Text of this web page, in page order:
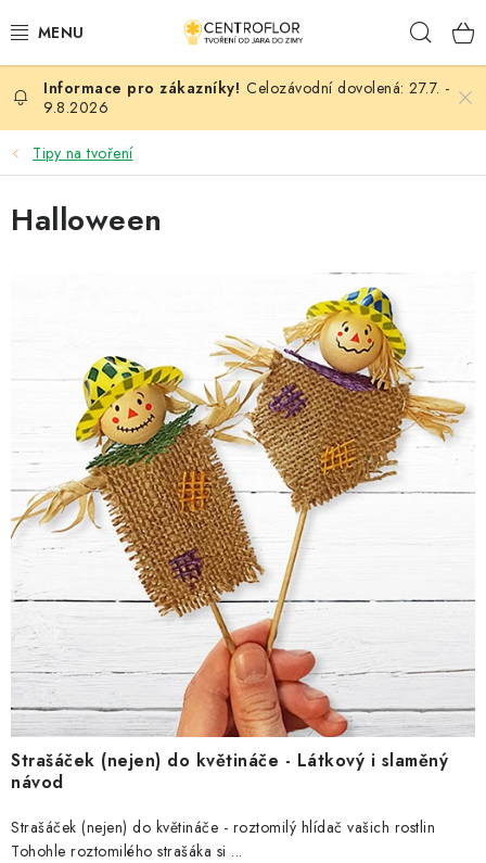
na
SEZÓNNÍ TVOŘENÍ
DŘEVĚNÉ VÝROBKY
MEDAILE
KVĚTINY A LISTY
SVATBA
NOVINKY
TIPY NA TVOŘENÍ
Dopravné Kontaktujte nás
O nás - kdo jsme?
Hodnocení obchodu
Obchodní podmínky
Podmínky ochrany osobních údajů
Jak získat lepší ceny?
Moje objednávka
Celozávodní dovolená: 27.7. -
9.8.2026
Tipy na tvoření
Halloween
l
á
n
k
ů
Strašáček (nejen) do květináče - Látkový i slaměný
návod
Strašáček (nejen) do květináče - roztomilý hlídač vašich rostlin
Tohohle roztomilého strašáka si ...